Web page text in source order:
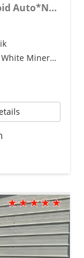
Black Line 1.6 T-GDi HEV AT Android Auto*Navi*SHZ*Kamera*2Z Klimaauto*
Serenity White Mineraleffekt